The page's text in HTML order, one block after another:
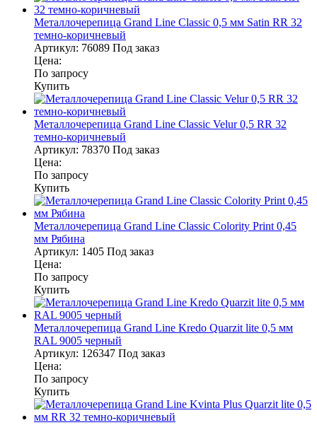
Металлочерепица Grand Line Classic 0,5 мм Satin RR 32
темно-коричневый
Артикул: 76089 Под заказ
Цена:
По запросу
Купить
Металлочерепица Grand Line Classic Velur 0,5 RR 32
темно-коричневый
Артикул: 78370 Под заказ
Цена:
По запросу
Купить
Металлочерепица Grand Line Classic Colority Print 0,45
мм Рябина
Артикул: 1405 Под заказ
Цена:
По запросу
Купить
Металлочерепица Grand Line Kredo Quarzit lite 0,5 мм
RAL 9005 черный
Артикул: 126347 Под заказ
Цена:
По запросу
Купить